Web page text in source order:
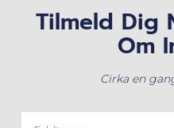
Tilmeld Dig
Om
Cirka en